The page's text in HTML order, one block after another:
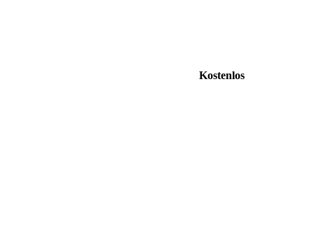
Kostenlos